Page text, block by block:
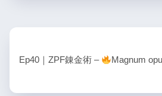
Ep40｜ZPF錬金術 – Magnum